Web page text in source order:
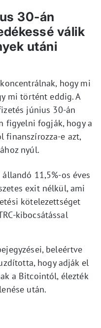
30-án
válik
utáni
hogy mi
mi történt eddig. A
június 30-án
figyelni fogják, hogy a
finanszírozza-e azt,
nyúl.
11,5%-os éves
exit nélkül, ami
kötelezettséget
kibocsátással
beleértve
hogy adják el
a Bitcointól, élezték
után.